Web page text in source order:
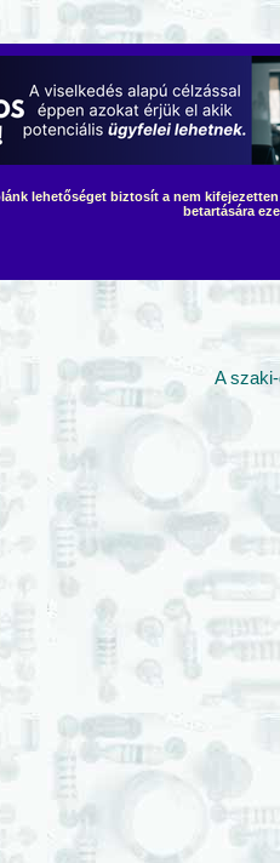
lehetőséget biztosít a nem
betartására
A